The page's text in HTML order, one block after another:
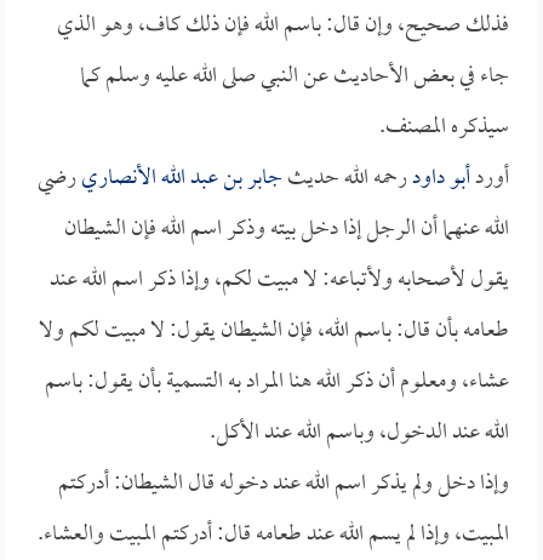
فذلك صحيح، وإن قال: باسم الله فإن ذلك كاف، وهو الذي
جاء في بعض الأحاديث عن النبي صلى الله عليه وسلم كما
سيذكره المصنف.
أوردأبو داودرحمه الله حديثجابر بن عبد الله الأنصاريرضي
الله عنهما أن الرجل إذا دخل بيته وذكر اسم الله فإن الشيطان
يقول لأصحابه ولأتباعه: لا مبيت لكم، وإذا ذكر اسم الله عند
طعامه بأن قال: باسم الله، فإن الشيطان يقول: لا مبيت لكم ولا
عشاء، ومعلوم أن ذكر الله هنا المراد به التسمية بأن يقول: باسم
الله عند الدخول، وباسم الله عند الأكل.
وإذا دخل ولم يذكر اسم الله عند دخوله قال الشيطان: أدركتم
المبيت، وإذا لم يسم الله عند طعامه قال: أدركتم المبيت والعشاء.